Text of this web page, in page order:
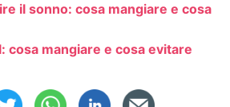
il sonno: cosa mangiare e cosa
cosa mangiare e cosa evitare